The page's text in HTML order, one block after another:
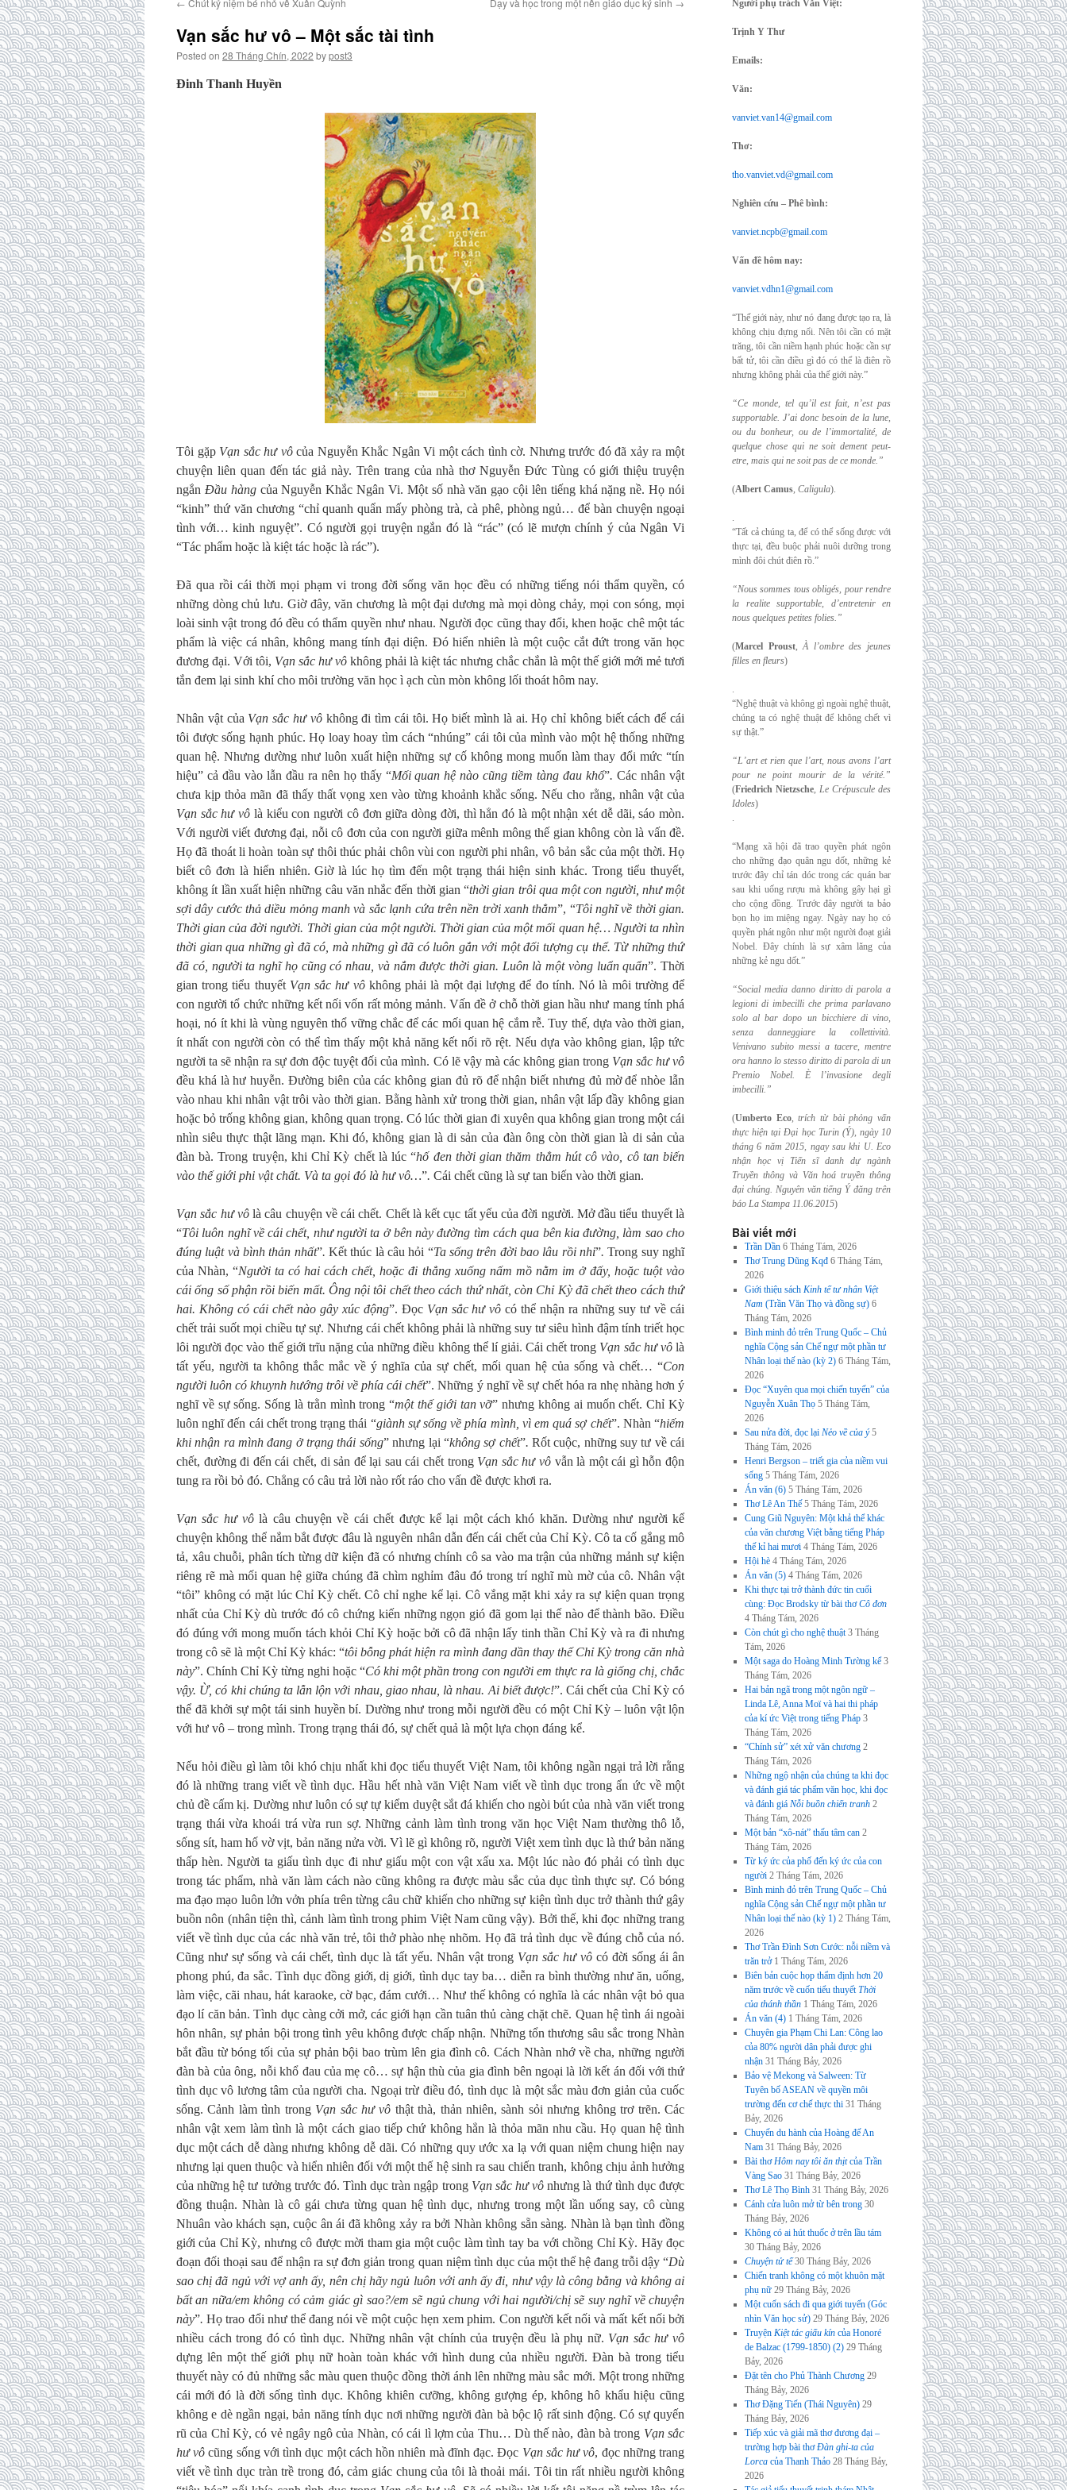
← Chút kỷ niệm bé nhỏ về Xuân Quỳnh Dạy và học trong một nền giáo dục ký sinh →
Vạn sắc hư vô – Một sắc tài tình
Posted on 28 Tháng Chín, 2022 bypost3
Đinh Thanh Huyền
Tôi gặp Vạn sắc hư vôcủa Nguyễn Khắc Ngân Vi một cách tình cờ. Nhưng trước đó đã xảy ra một
chuyện liên quan đến tác giả này. Trên trang của nhà thơ Nguyễn Đức Tùng có giới thiệu truyện
ngắn Đầu hàngcủa Nguyễn Khắc Ngân Vi. Một số nhà văn gạo cội lên tiếng khá nặng nề. Họ nói
“kinh” thứ văn chương “chỉ quanh quẩn mấy phòng trà, cà phê, phòng ngủ… để bàn chuyện ngoại
tình với… kinh nguyệt”. Có người gọi truyện ngắn đó là “rác” (có lẽ mượn chính ý của Ngân Vi
“Tác phẩm hoặc là kiệt tác hoặc là rác”).
Đã qua rồi cái thời mọi phạm vi trong đời sống văn học đều có những tiếng nói thẩm quyền, có
những dòng chủ lưu. Giờ đây, văn chương là một đại dương mà mọi dòng chảy, mọi con sóng, mọi
loài sinh vật trong đó đều có thẩm quyền như nhau. Người đọc cũng thay đổi, khen hoặc chê một tác
phẩm là việc cá nhân, không mang tính đại diện. Đó hiển nhiên là một cuộc cắt đứt trong văn học
đương đại. Với tôi, Vạn sắc hư vô không phải là kiệt tác nhưng chắc chắn là một thế giới mới mẻ tươi
tắn đem lại sinh khí cho môi trường văn học ì ạch cùn mòn không lối thoát hôm nay.
Nhân vật của Vạn sắc hư vôkhông đi tìm cái tôi. Họ biết mình là ai. Họ chỉ không biết cách để cái
tôi được sống hạnh phúc. Họ loay hoay tìm cách “nhúng” cái tôi của mình vào một hệ thống những
quan hệ. Nhưng dường như luôn xuất hiện những sự cố không mong muốn làm thay đổi mức “tín
hiệu” cả đầu vào lẫn đầu ra nên họ thấy “Mối quan hệ nào cũng tiềm tàng đau khổ”. Các nhân vật
chưa kịp thỏa mãn đã thấy thất vọng xen vào từng khoảnh khắc sống. Nếu cho rằng, nhân vật của
Vạn sắc hư vô là kiểu con người cô đơn giữa dòng đời, thì hẳn đó là một nhận xét dễ dãi, sáo mòn.
Với người viết đương đại, nỗi cô đơn của con người giữa mênh mông thế gian không còn là vấn đề.
Họ đã thoát li hoàn toàn sự thôi thúc phải chôn vùi con người phi nhân, vô bản sắc của một thời. Họ
biết cô đơn là hiển nhiên. Giờ là lúc họ tìm đến một trạng thái hiện sinh khác. Trong tiểu thuyết,
không ít lần xuất hiện những câu văn nhắc đến thời gian “thời gian trôi qua một con người, như một
sợi dây cước thả diều mỏng manh và sắc lạnh cứa trên nền trời xanh thẳm”, “Tôi nghĩ về thời gian.
Thời gian của đời người. Thời gian của một người. Thời gian của một mối quan hệ… Người ta nhìn
thời gian qua những gì đã có, mà những gì đã có luôn gắn với một đối tượng cụ thể. Từ những thứ
đã có, người ta nghĩ họ cũng có nhau, và nắm được thời gian. Luôn là một vòng luẩn quẩn”. Thời
gian trong tiểu thuyết Vạn sắc hư vôkhông phải là một đại lượng để đo tính. Nó là môi trường để
con người tổ chức những kết nối vốn rất mỏng mảnh. Vấn đề ở chỗ thời gian hầu như mang tính phá
hoại, nó ít khi là vùng nguyên thổ vững chắc để các mối quan hệ cắm rễ. Tuy thế, dựa vào thời gian,
ít nhất con người còn có thể tìm thấy một khả năng kết nối rõ rệt. Nếu dựa vào không gian, lập tức
người ta sẽ nhận ra sự đơn độc tuyệt đối của mình. Có lẽ vậy mà các không gian trong Vạn sắc hư vô
đều khá là hư huyễn. Đường biên của các không gian đủ rõ để nhận biết nhưng đủ mờ để nhòe lẫn
vào nhau khi nhân vật trôi vào thời gian. Bằng hành xử trong thời gian, nhân vật lấp đầy không gian
hoặc bỏ trống không gian, không quan trọng. Có lúc thời gian đi xuyên qua không gian trong một cái
nhìn siêu thực thật lãng mạn. Khi đó, không gian là di sản của đàn ông còn thời gian là di sản của
đàn bà. Trong truyện, khi Chỉ Kỳ chết là lúc “hố đen thời gian thăm thẳm hút cô vào, cô tan biến
vào thế giới phi vật chất. Và ta gọi đó là hư vô…”. Cái chết cũng là sự tan biến vào thời gian.
Vạn sắc hư vôlà câu chuyện về cái chết. Chết là kết cục tất yếu của đời người. Mở đầu tiểu thuyết là
“Tôi luôn nghĩ về cái chết, như người ta ở bên này đường tìm cách qua bên kia đường, làm sao cho
đúng luật và bình thản nhất”. Kết thúc là câu hỏi “Ta sống trên đời bao lâu rồi nhỉ”.Trong suy nghĩ
của Nhàn, “Người ta có hai cách chết, hoặc đi thẳng xuống nấm mồ nằm im ở đấy, hoặc tuột vào
cái ống số phận rồi biến mất. Ông nội tôi chết theo cách thứ nhất, còn Chỉ Kỳ đã chết theo cách thứ
hai. Không có cái chết nào gây xúc động”. Đọc Vạn sắc hư vô có thể nhận ra những suy tư về cái
chết trải suốt mọi chiều tự sự. Nhưng cái chết không phải là những suy tư siêu hình đậm tính triết học
lôi người đọc vào thế giới trĩu nặng của những điều không thể lí giải. Cái chết trong Vạn sắc hư vôlà
tất yếu, người ta không thắc mắc về ý nghĩa của sự chết, mối quan hệ của sống và chết… “Con
người luôn có khuynh hướng trôi về phía cái chết”. Những ý nghĩ về sự chết hóa ra nhẹ nhàng hơn ý
nghĩ về sự sống. Sống là trằn mình trong “một thế giới tan vỡ” nhưng không ai muốn chết. Chỉ Kỳ
luôn nghĩ đến cái chết trong trạng thái “giành sự sống về phía mình, vì em quá sợ chết”. Nhàn “hiếm
khi nhận ra mình đang ở trạng thái sống” nhưng lại “không sợ chết”. Rốt cuộc, những suy tư về cái
chết, đường đi đến cái chết, di sản để lại sau cái chết trong Vạn sắc hư vôvẫn là một cái gì hỗn độn
tung ra rồi bỏ đó. Chẳng có câu trả lời nào rốt ráo cho vấn đề được khơi ra.
Vạn sắc hư vôlà câu chuyện về cái chết được kể lại một cách khó khăn. Dường như người kể
chuyện không thể nắm bắt được đâu là nguyên nhân dẫn đến cái chết của Chỉ Kỳ. Cô ta cố gắng mô
tả, xâu chuỗi, phân tích từng dữ kiện đã có nhưng chính cô sa vào ma trận của những mảnh sự kiện
riêng rẽ mà mối quan hệ giữa chúng đã chìm nghỉm đâu đó trong trí nghĩ mù mờ của cô. Nhân vật
“tôi” không có mặt lúc Chỉ Kỳ chết. Cô chỉ nghe kể lại. Cô vắng mặt khi xảy ra sự kiện quan trọng
nhất của Chỉ Kỳ dù trước đó cô chứng kiến những ngọn gió đã gom lại thế nào để thành bão. Điều
đó đúng với mong muốn tách khỏi Chỉ Kỳ hoặc bởi cô đã nhận lấy tinh thần Chỉ Kỳ và ra đi nhưng
trong cô sẽ là một Chỉ Kỳ khác: “tôi bỗng phát hiện ra mình đang dần thay thế Chỉ Kỳ trong căn nhà
này”. Chính Chỉ Kỳ từng nghi hoặc “Có khi một phần trong con người em thực ra là giống chị, chắc
vậy. Ừ, có khi chúng ta lẫn lộn với nhau, giao nhau, là nhau. Ai biết được!”. Cái chết của Chỉ Kỳ có
thể đã khởi sự một tái sinh huyền bí. Dường như trong mỗi người đều có một Chỉ Kỳ – luôn vật lộn
với hư vô – trong mình. Trong trạng thái đó, sự chết quả là một lựa chọn đáng kể.
Nếu hỏi điều gì làm tôi khó chịu nhất khi đọc tiểu thuyết Việt Nam, tôi không ngần ngại trả lời rằng
đó là những trang viết về tình dục. Hầu hết nhà văn Việt Nam viết về tình dục trong ẩn ức về một
chủ đề cấm kị. Dường như luôn có sự tự kiểm duyệt sắt đá khiến cho ngòi bút của nhà văn viết trong
trạng thái vừa khoái trá vừa run sợ. Những cảnh làm tình trong văn học Việt Nam thường thô lỗ,
sống sít, ham hố vờ vịt, bản năng nửa vời. Vì lẽ gì không rõ, người Việt xem tình dục là thứ bản năng
thấp hèn. Người ta giấu tình dục đi như giấu một con vật xấu xa. Một lúc nào đó phải có tình dục
trong tác phẩm, nhà văn làm cách nào cũng không ra được màu sắc của dục tình thực sự. Có bóng
ma đạo mạo luôn lởn vởn phía trên từng câu chữ khiến cho những sự kiện tình dục trở thành thứ gây
buồn nôn (nhân tiện thì, cảnh làm tình trong phim Việt Nam cũng vậy). Bởi thế, khi đọc những trang
viết về tình dục của các nhà văn trẻ, tôi thở phào nhẹ nhõm. Họ đã trả tình dục về đúng chỗ của nó.
Cũng như sự sống và cái chết, tình dục là tất yếu. Nhân vật trong Vạn sắc hư vô có đời sống ái ân
phong phú, đa sắc. Tình dục đồng giới, dị giới, tình dục tay ba… diễn ra bình thường như ăn, uống,
làm việc, cãi nhau, hát karaoke, cờ bạc, đám cưới… Như thế không có nghĩa là các nhân vật bỏ qua
đạo lí căn bản. Tình dục càng cởi mở, các giới hạn cần tuân thủ càng chặt chẽ. Quan hệ tình ái ngoài
hôn nhân, sự phản bội trong tình yêu không được chấp nhận. Những tổn thương sâu sắc trong Nhàn
bắt đầu từ bóng tối của sự phản bội bao trùm lên gia đình cô. Cách Nhàn nhớ về cha, những người
đàn bà của ông, nỗi khổ đau của mẹ cô… sự hận thù của gia đình bên ngoại là lời kết án đối với thứ
tình dục vô lương tâm của người cha. Ngoại trừ điều đó, tình dục là một sắc màu đơn giản của cuốc
sống. Cảnh làm tình trong Vạn sắc hư vô thật thà, thản nhiên, sành sỏi nhưng không trơ trẽn. Các
nhân vật xem làm tình là một cách giao tiếp chứ không hẳn là thỏa mãn nhu cầu. Họ quan hệ tình
dục một cách dễ dàng nhưng không dễ dãi. Có những quy ước xa lạ với quan niệm chung hiện nay
nhưng lại quen thuộc và hiển nhiên đối với một thế hệ sinh ra sau chiến tranh, không chịu ảnh hưởng
của những hệ tư tưởng trước đó. Tình dục tràn ngập trong Vạn sắc hư vô nhưng là thứ tình dục được
đồng thuận. Nhàn là cô gái chưa từng quan hệ tình dục, nhưng trong một lần uống say, cô cùng
Nhuân vào khách sạn, cuộc ân ái đã không xảy ra bởi Nhàn không sẵn sàng. Nhàn là bạn tình đồng
giới của Chỉ Kỳ, nhưng cô được mời tham gia một cuộc làm tình tay ba với chồng Chỉ Kỳ. Hãy đọc
đoạn đối thoại sau để nhận ra sự đơn giản trong quan niệm tình dục của một thế hệ đang trỗi dậy “Dù
sao chị đã ngủ với vợ anh ấy, nên chị hãy ngủ luôn với anh ấy đi, như vậy là công bằng và không ai
bất an nữa/em không có cảm giác gì sao?/em sẽ ngủ chung với hai người/chị sẽ suy nghĩ về chuyện
này”. Họ trao đổi như thể đang nói về một cuộc hẹn xem phim. Con người kết nối và mất kết nối bởi
nhiều cách trong đó có tình dục. Những nhân vật chính của truyện đều là phụ nữ. Vạn sắc hư vô
dựng lên một thế giới phụ nữ hoàn toàn khác với hình dung của nhiều người. Đàn bà trong tiểu
thuyết này có đủ những sắc màu quen thuộc đồng thời ánh lên những màu sắc mới. Một trong những
cái mới đó là đời sống tình dục. Không khiên cưỡng, không gượng ép, không hô khẩu hiệu cũng
không e dè ngần ngại, bản năng tính dục nơi những người đàn bà bộc lộ rất sinh động. Có sự quyến
rũ của Chỉ Kỳ, có vẻ ngây ngô của Nhàn, có cái lì lợm của Thu… Dù thế nào, đàn bà trong Vạn sắc
hư vô cũng sống với tình dục một cách hồn nhiên mà đĩnh đạc. Đọc Vạn sắc hư vô, đọc những trang
viết về tình dục tràn trề trong đó, cảm giác chung của tôi là thoải mái. Tôi tin rất nhiều người không
Người phụ trách Văn Việt:
Trịnh Y Thư
Emails:
Văn:
vanviet.van14@gmail.com
Thơ:
tho.vanviet.vd@gmail.com
Nghiên cứu – Phê bình:
vanviet.ncpb@gmail.com
Vấn đề hôm nay:
vanviet.vdhn1@gmail.com
“Thế giới này, như nó đang được tạo ra, là
không chịu đựng nổi. Nên tôi cần có mặt
trăng, tôi cần niềm hạnh phúc hoặc cần sự
bất tử, tôi cần điều gì đó có thể là điên rồ
nhưng không phải của thế giới này.”
“Ce monde, tel qu’il est fait, n’est pas
supportable. J’ai donc besoin de la lune,
ou du bonheur, ou de l’immortalité, de
quelque chose qui ne soit dement peut-
etre, mais qui ne soit pas de ce monde.”
(Albert Camus, Caligula).
.
“Tất cả chúng ta, để có thể sống được với
thực tại, đều buộc phải nuôi dưỡng trong
mình đôi chút điên rồ.”
“Nous sommes tous obligés, pour rendre
la realite supportable, d’entretenir en
nous quelques petites folies.”
(Marcel Proust,À l’ombre des jeunes
filles en fleurs)
.
“Nghệ thuật và không gì ngoài nghệ thuật,
chúng ta có nghệ thuật để không chết vì
sự thật.”
“L’art et rien que l’art, nous avons l’art
pour ne point mourir de la vérité.”
(Friedrich Nietzsche, Le Crépuscule des
Idoles)
.
“Mạng xã hội đã trao quyền phát ngôn
cho những đạo quân ngu dốt, những kẻ
trước đây chỉ tán dóc trong các quán bar
sau khi uống rượu mà không gây hại gì
cho cộng đồng. Trước đây người ta bảo
bọn họ im miệng ngay. Ngày nay họ có
quyền phát ngôn như một người đoạt giải
Nobel. Đây chính là sự xâm lăng của
những kẻ ngu dốt.”
“Social media danno diritto di parola a
legioni di imbecilli che prima parlavano
solo albar dopo un bicchiere di vino,
senza danneggiare la collettività.
Venivano subito messi a tacere, mentre
ora hanno lo stesso diritto di parola di un
Premio Nobel. È l’invasione degli
imbecilli.”
(Umberto Eco,trích từ bài phỏng vấn
thực hiện tại Đại học Turin (Ý), ngày 10
tháng 6 năm 2015, ngay sau khi U. Eco
nhận học vị Tiến sĩ danh dự ngành
Truyền thông và Văn hoá truyền thông
đại chúng. Nguyên văn tiếng Ý đăng trên
báo La Stampa 11.06.2015)
Bài viết mới
Trần Dần 6 Tháng Tám, 2026
Thơ Trung Dũng Kqđ 6 Tháng Tám,
2026
Giới thiệu sách Kinh tế tư nhân Việt
Nam (Trần Văn Thọ và đồng sự) 6
Tháng Tám, 2026
Bình minh đỏ trên Trung Quốc – Chủ
nghĩa Cộng sản Chế ngự một phần tư
Nhân loại thế nào (kỳ 2) 6 Tháng Tám,
2026
Đọc “Xuyên qua mọi chiến tuyến” của
Nguyễn Xuân Thọ 5 Tháng Tám,
2026
Sau nửa đời, đọc lại Nẻo về của ý 5
Tháng Tám, 2026
Henri Bergson – triết gia của niềm vui
sống 5 Tháng Tám, 2026
Án văn (6) 5 Tháng Tám, 2026
Thơ Lê An Thế 5 Tháng Tám, 2026
Cung Giũ Nguyên: Một khả thể khác
của văn chương Việt bằng tiếng Pháp
thế kỉ hai mươi 4 Tháng Tám, 2026
Hội hè 4 Tháng Tám, 2026
Án văn (5) 4 Tháng Tám, 2026
Khi thực tại trở thành đức tin cuối
cùng: Đọc Brodsky từ bài thơCô đơn
4 Tháng Tám, 2026
Còn chút gì cho nghệ thuật 3 Tháng
Tám, 2026
Một saga do Hoàng Minh Tường kể 3
Tháng Tám, 2026
Hai bản ngã trong một ngôn ngữ –
Linda Lê, Anna Moï và hai thi pháp
của kí ức Việt trong tiếng Pháp 3
Tháng Tám, 2026
“Chính sử” xét xử văn chương 2
Tháng Tám, 2026
Những ngộ nhận của chúng ta khi đọc
và đánh giá tác phẩm văn học, khi đọc
và đánh giá Nỗi buồn chiến tranh 2
Tháng Tám, 2026
Một bản “xô-nát” thấu tâm can 2
Tháng Tám, 2026
Từ ký ức của phố đến ký ức của con
người 2 Tháng Tám, 2026
Bình minh đỏ trên Trung Quốc – Chủ
nghĩa Cộng sản Chế ngự một phần tư
Nhân loại thế nào (kỳ 1) 2 Tháng Tám,
2026
Thơ Trần Đình Sơn Cước: nỗi niềm và
trăn trở 1 Tháng Tám, 2026
Biên bản cuộc họp thẩm định hơn 20
năm trước về cuốn tiểu thuyếtThời
của thánh thần 1 Tháng Tám, 2026
Án văn (4) 1 Tháng Tám, 2026
Chuyên gia Phạm Chi Lan: Công lao
của 80% người dân phải được ghi
nhận 31 Tháng Bảy, 2026
Bảo vệ Mekong và Salween: Từ
Tuyên bố ASEAN về quyền môi
trường đến cơ chế thực thi 31 Tháng
Bảy, 2026
Chuyến du hành của Hoàng đế An
Nam 31 Tháng Bảy, 2026
Bài thơHôm nay tôi ăn thịtcủa Trần
Vàng Sao 31 Tháng Bảy, 2026
Thơ Lê Thọ Bình 31 Tháng Bảy, 2026
Cánh cửa luôn mở từ bên trong 30
Tháng Bảy, 2026
Không có ai hút thuốc ở trên lầu tám
30 Tháng Bảy, 2026
Chuyện tử tế 30 Tháng Bảy, 2026
Chiến tranh không có một khuôn mặt
phụ nữ 29 Tháng Bảy, 2026
Một cuốn sách đi qua giới tuyến (Góc
nhìn Văn học sử) 29 Tháng Bảy, 2026
Truyện Kiệt tác giấu kíncủa Honoré
de Balzac (1799-1850) (2) 29 Tháng
Bảy, 2026
Đặt tên cho Phủ Thành Chương 29
Tháng Bảy, 2026
Thơ Đặng Tiến (Thái Nguyên) 29
Tháng Bảy, 2026
Tiếp xúc và giải mã thơ đương đại –
trường hợp bài thơĐàn ghi-ta của
Lorcacủa Thanh Thảo 28 Tháng Bảy,
2026